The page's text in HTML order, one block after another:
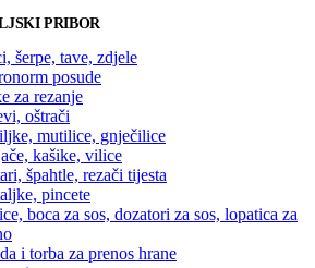
PRIBOR
šerpe, tave, zdjele
posude
za rezanje
oštrači
mutilice, gnječilice
kašike, vilice
špahtle, rezači tijesta
pincete
boca za sos, dozatori za sos, lopatica za
i torba za prenos hrane